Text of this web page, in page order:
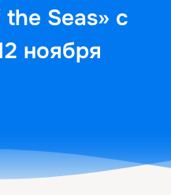
Seas» с
ноября